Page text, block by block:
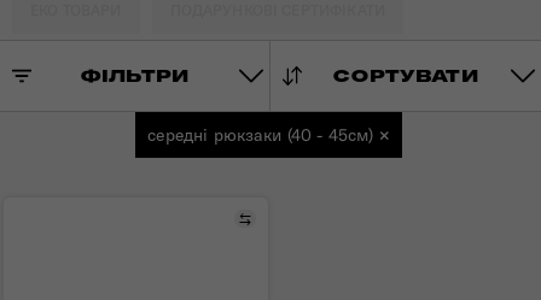
ФІЛЬТРИ СОРТУВАТИ
середні рюкзаки (40 - 45см) ×
Порівняти